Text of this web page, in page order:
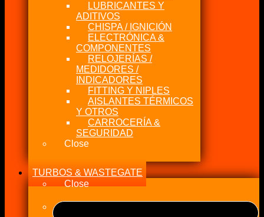
LUBRICANTES Y
ADITIVOS
CHISPA / IGNICIÓN
ELECTRÓNICA &
COMPONENTES
RELOJERÍAS /
MEDIDORES /
INDICADORES
FITTING Y NIPLES
AISLANTES TÉRMICOS
Y OTROS
CARROCERÍA &
SEGURIDAD
Close
TURBOS & WASTEGATE
Close